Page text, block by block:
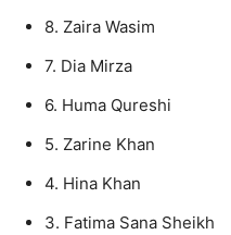
8. Zaira Wasim
7. Dia Mirza
6. Huma Qureshi
5. Zarine Khan
4. Hina Khan
3. Fatima Sana Sheikh